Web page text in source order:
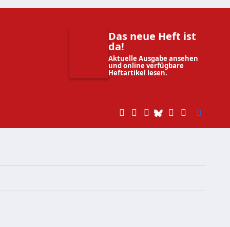
Das neue Heft ist
da!
Aktuelle Ausgabe ansehen
und online verfügbare
Heftartikel lesen.